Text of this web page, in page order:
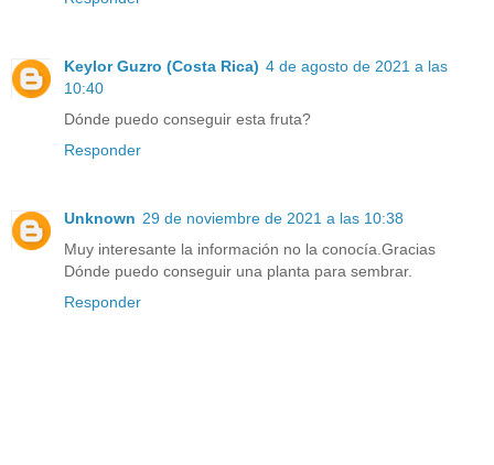
Keylor Guzro (Costa Rica) 4 de agosto de 2021 a las
10:40
Dónde puedo conseguir esta fruta?
Responder
Unknown 29 de noviembre de 2021 a las 10:38
Muy interesante la información no la conocía.Gracias
Dónde puedo conseguir una planta para sembrar.
Responder